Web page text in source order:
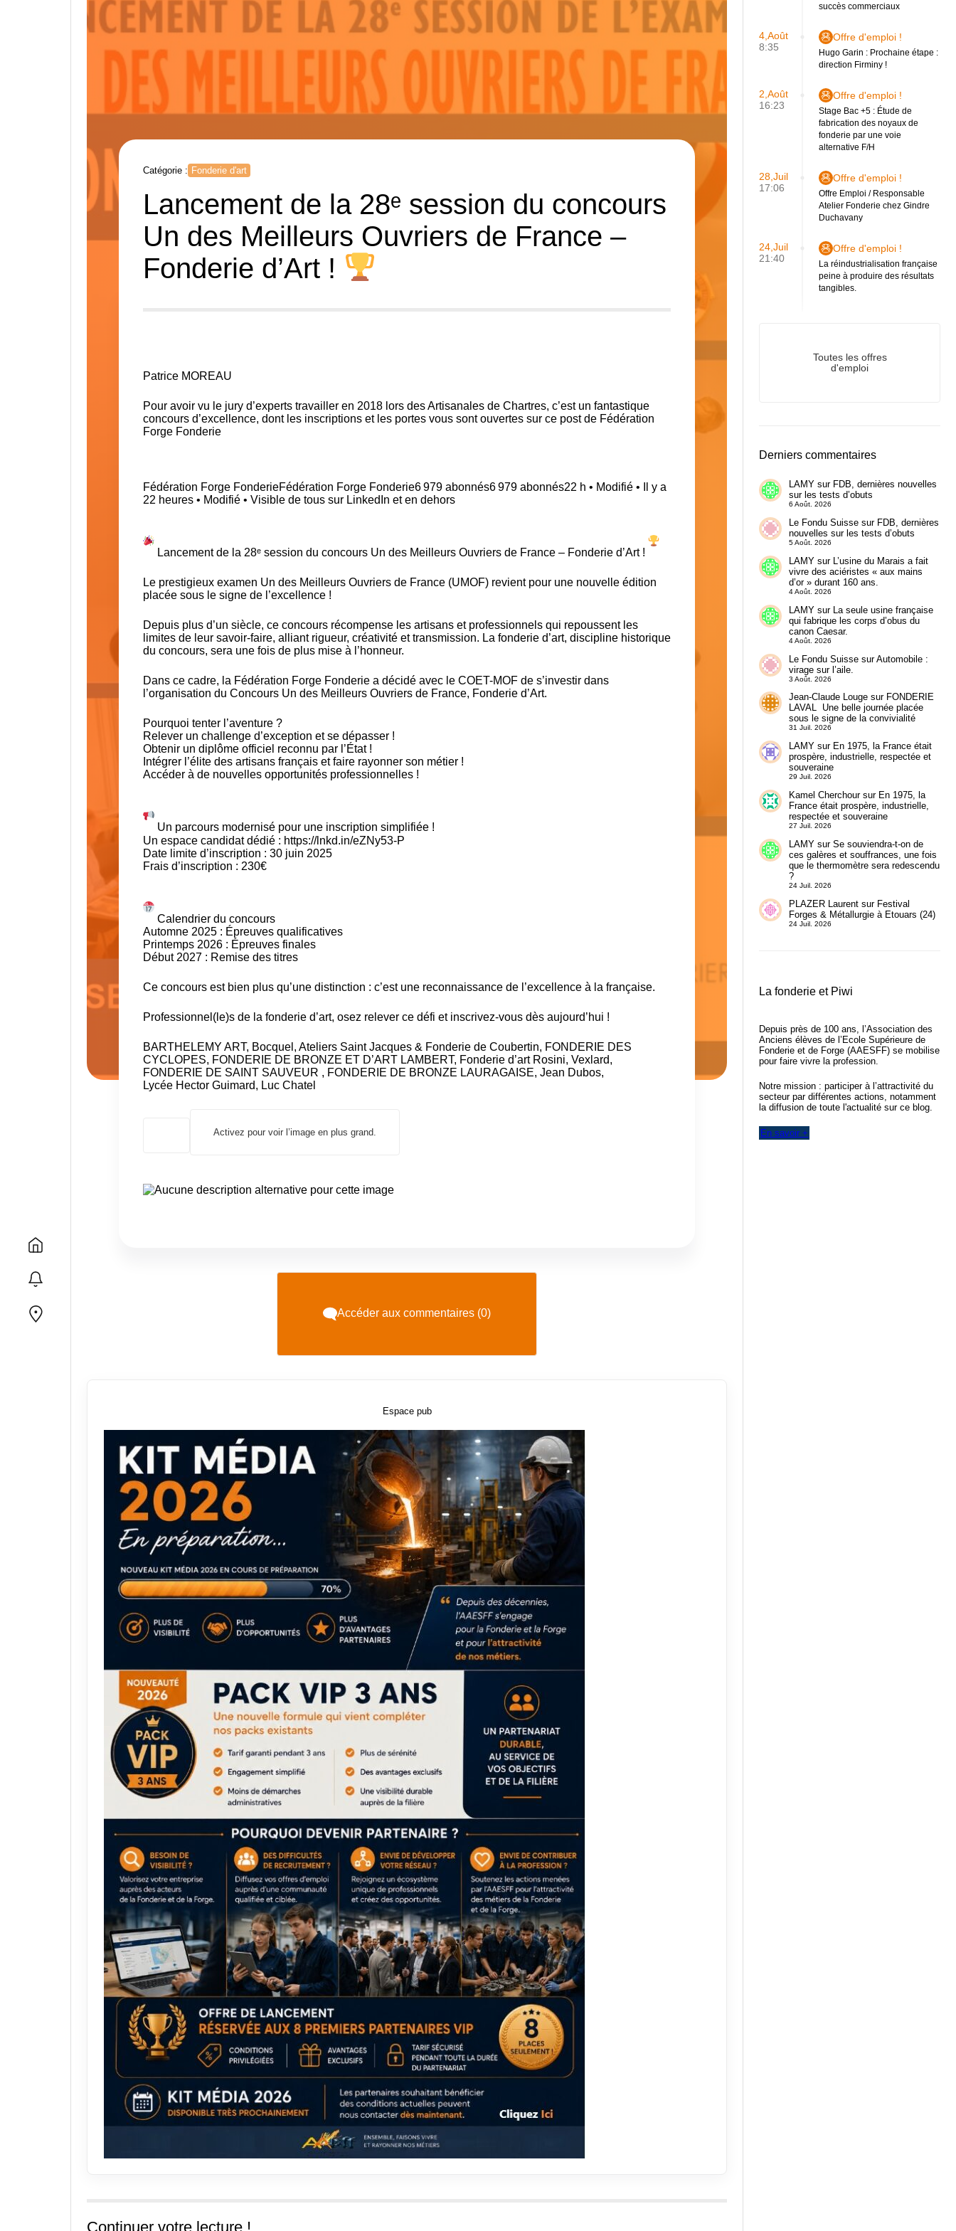
Catégorie : Fonderie d'art
Lancement de la 28ᵉ session du concours
Un des Meilleurs Ouvriers de France –
Fonderie d’Art !
Patrice MOREAU
Pour avoir vu le jury d’experts travailler en 2018 lors des Artisanales de Chartres, c’est un fantastique
concours d’excellence, dont les inscriptions et les portes vous sont ouvertes sur ce post de Fédération
Forge Fonderie
Fédération Forge FonderieFédération Forge Fonderie6 979 abonnés6 979 abonnés22 h • Modifié •
Il y a
22 heures • Modifié • Visible de tous sur LinkedIn et en dehors
Lancement de la 28ᵉ session du concours Un des Meilleurs Ouvriers de France – Fonderie d’Art !
Le prestigieux examen Un des Meilleurs Ouvriers de France (UMOF) revient pour une nouvelle édition
placée sous le signe de l’excellence !
Depuis plus d’un siècle, ce concours récompense les artisans et professionnels qui repoussent les
limites de leur savoir-faire, alliant rigueur, créativité et transmission. La fonderie d’art, discipline historique
du concours, sera une fois de plus mise à l’honneur.
Dans ce cadre, la Fédération Forge Fonderiea décidé avec le COET-MOFde s’investir dans
l’organisation du Concours Un des Meilleurs Ouvriers de France, Fonderie d’Art.
Pourquoi tenter l’aventure ?
Relever un challenge d’exception et se dépasser !
Obtenir un diplôme officiel reconnu par l’État !
Intégrer l’élite des artisans français et faire rayonner son métier !
Accéder à de nouvelles opportunités professionnelles !
Un parcours modernisé pour une inscription simplifiée !
Un espace candidat dédié : https://lnkd.in/eZNy53-P
Date limite d’inscription : 30 juin 2025
Frais d’inscription : 230€
Calendrier du concours
Automne 2025 : Épreuves qualificatives
Printemps 2026 : Épreuves finales
Début 2027 : Remise des titres
Ce concours est bien plus qu’une distinction : c’est une reconnaissance de l’excellence à la française.
Professionnel(le)s de la fonderie d’art, osez relever ce défi et inscrivez-vous dès aujourd’hui !
BARTHELEMY ART, Bocquel, Ateliers Saint Jacques & Fonderie de Coubertin, FONDERIE DES
CYCLOPES, FONDERIE DE BRONZE ET D’ART LAMBERT, Fonderie d’art Rosini, Vexlard,
FONDERIE DE SAINT SAUVEUR , FONDERIE DE BRONZE LAURAGAISE, Jean Dubos,
Lycée Hector Guimard, Luc Chatel
Activez pour voir l’image en plus grand.
Accéder aux commentaires (0)
Espace pub
Continuer votre lecture !
succès commerciaux
4,Août
8:35
Offre d'emploi !
Hugo Garin : Prochaine étape :
direction Firminy !
2,Août
16:23
Offre d'emploi !
Stage Bac +5 : Étude de
fabrication des noyaux de
fonderie par une voie
alternative F/H
28,Juil
17:06
Offre d'emploi !
Offre Emploi / Responsable
Atelier Fonderie chez Gindre
Duchavany
24,Juil
21:40
Offre d'emploi !
La réindustrialisation française
peine à produire des résultats
tangibles.
Toutes les offres
d'emploi
Derniers commentaires
LAMYsur FDB, dernières nouvelles
sur les tests d’obuts
6 Août. 2026
Le Fondu Suissesur FDB, dernières
nouvelles sur les tests d’obuts
5 Août. 2026
LAMYsur L’usine du Marais a fait
vivre des aciéristes « aux mains
d’or » durant 160 ans.
4 Août. 2026
LAMYsur
La seule usine française
qui fabrique les corps d’obus du
canon Caesar.
4 Août. 2026
Le Fondu SuissesurAutomobile :
virage sur l’aile.
3 Août. 2026
Jean-Claude Lougesur FONDERIE
LAVAL Une belle journée placée
sous le signe de la convivialité
31 Juil. 2026
LAMYsur En 1975, la France était
prospère, industrielle, respectée et
souveraine
29 Juil. 2026
Kamel Cherchoursur En 1975, la
France était prospère, industrielle,
respectée et souveraine
27 Juil. 2026
LAMYsur Se souviendra-t-on de
ces galères et souffrances, une fois
que le thermomètre sera redescendu
?
24 Juil. 2026
PLAZER Laurentsur Festival
Forges & Métallurgie à Etouars (24)
24 Juil. 2026
La fonderie et Piwi
Depuis près de 100 ans, l’Association des
Anciens élèves de l’Ecole Supérieure de
Fonderie et de Forge (AAESFF) se mobilise
pour faire vivre la profession.
Notre mission : participer à l’attractivité du
secteur par différentes actions, notamment
la diffusion de toute l'actualité sur ce blog.
En savoir +